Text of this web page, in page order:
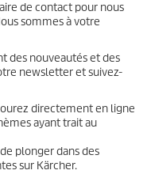
de contact pour nous
sommes à votre
des nouveautés et des
newsletter et suivez-
directement en ligne
ayant trait au
plonger dans des
sur Kärcher.